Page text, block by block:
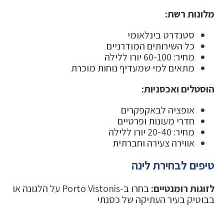
מלונות רשת:
סטנדרט בינלאומי
כל השירותים המודרניים
מחיר: 60-100 יורו ללילה
מתאים למי שמעדיף נוחות מוכרת
הוסטלים ואכסניות:
אופציה לבאקפקרים
חדרי מעונות ופרטיים
מחיר: 20-40 יורו ללילה
אווירה צעירה וחברתית
טיפים לבחירת לינה
לזוגות רומנטיים:
בחרו ב-Porto Vistonis על הלגונה או
בבוטיק בעיר העתיקה של כסנתי